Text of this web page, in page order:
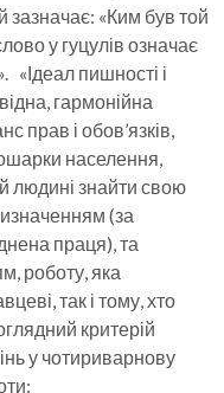
зазначає: «Ким був той
у гуцулів означає
«Ідеал пишності і
гармонійна
прав і обов’язків,
населення,
людині знайти свою
(за
праця), та
роботу, яка
так і тому, хто
критерій
у чотириварнову